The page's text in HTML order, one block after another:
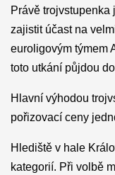
Právě
zajistit účast na
euroligovým týmem
toto utkání půjdou
Hlavní výhodou
pořizovací ceny
Hlediště v hale
kategorií. Při volbě